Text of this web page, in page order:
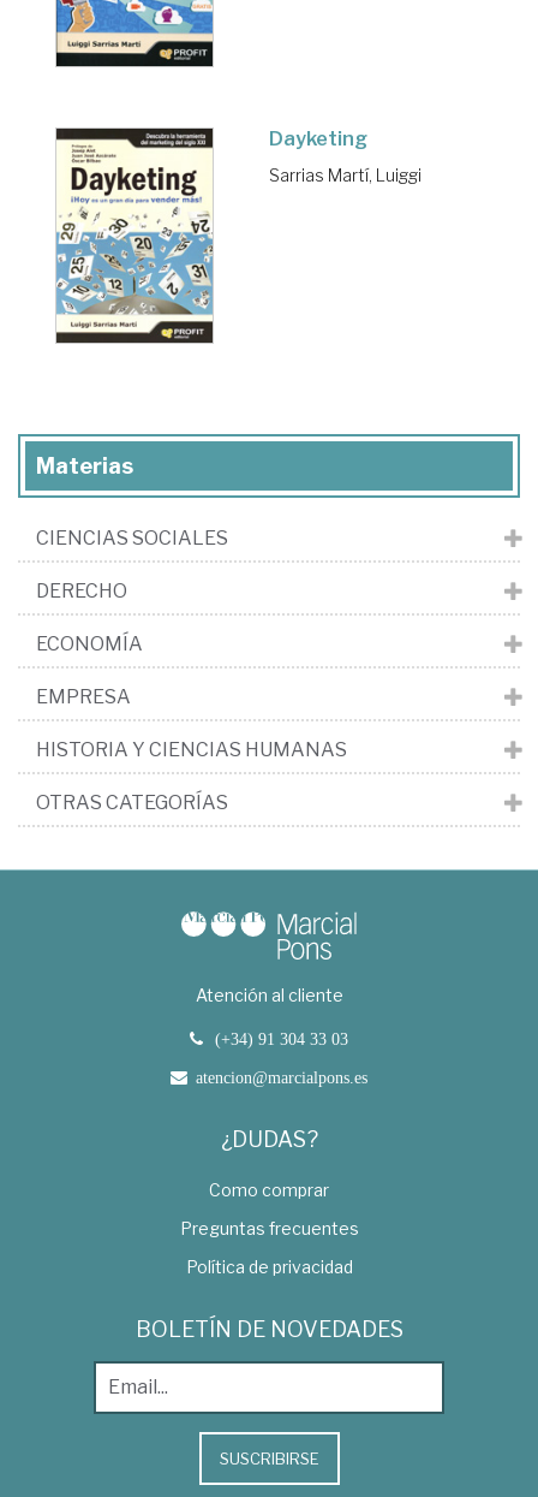
Dayketing
Sarrias Martí, Luiggi
Materias
CIENCIAS SOCIALES
DERECHO
ECONOMÍA
EMPRESA
HISTORIA Y CIENCIAS HUMANAS
OTRAS CATEGORÍAS
Atención al cliente
(+34) 91 304 33 03
atencion@marcialpons.es
¿DUDAS?
Como comprar
Preguntas frecuentes
Política de privacidad
BOLETÍN DE NOVEDADES
SUSCRIBIRSE